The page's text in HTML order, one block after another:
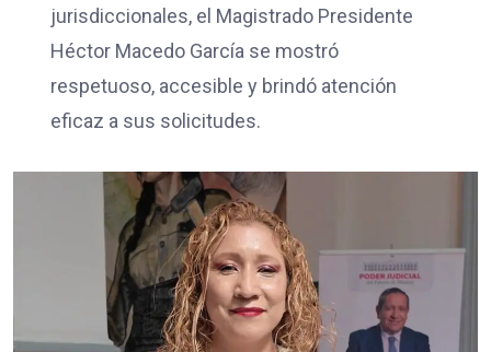
jurisdiccionales, el Magistrado Presidente
Héctor Macedo García se mostró
respetuoso, accesible y brindó atención
eficaz a sus solicitudes.